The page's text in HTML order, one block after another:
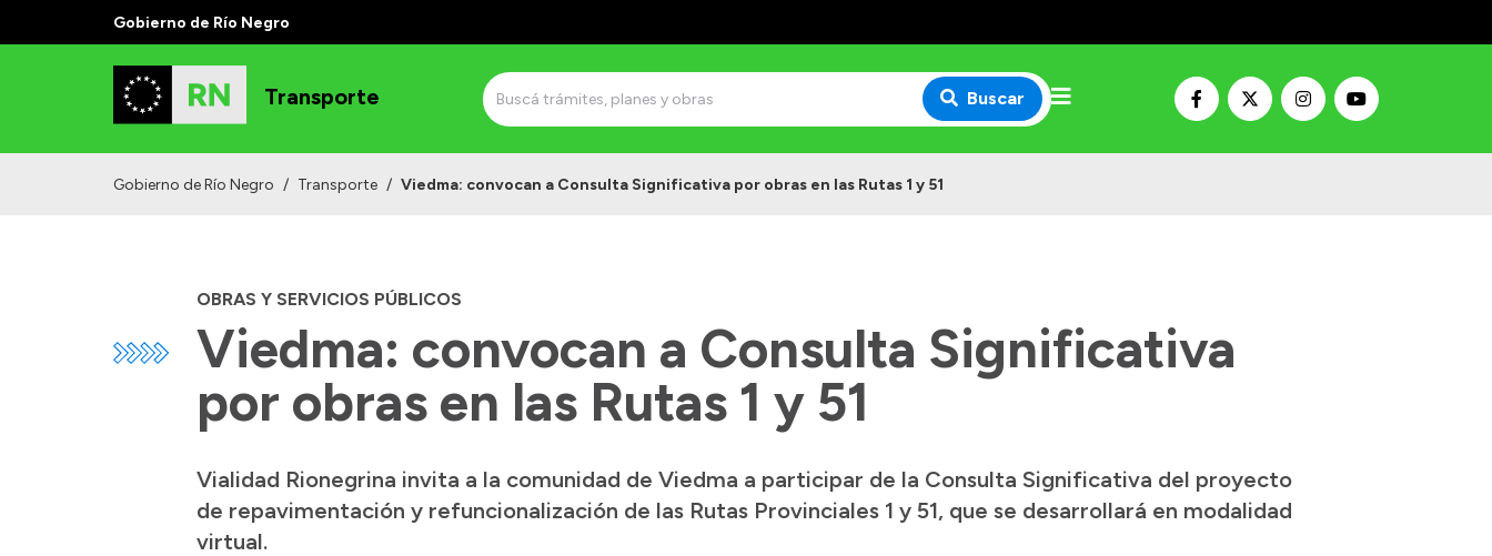
Gobierno de Río Negro
Transporte Buscar
Gobierno de Río Negro / Transporte / Viedma: convocan a Consulta Significativa por obras en las Rutas 1 y 51
OBRAS Y SERVICIOS PÚBLICOS
Viedma: convocan a Consulta Significativa
por obras en las Rutas 1 y 51
Vialidad Rionegrina invita a la comunidad de Viedma a participar de la Consulta Significativa del proyecto
de repavimentación y refuncionalización de las Rutas Provinciales 1 y 51, que se desarrollará en modalidad
virtual.